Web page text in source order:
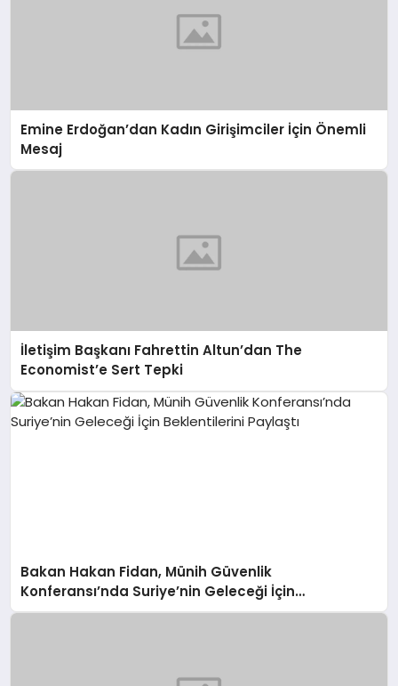
Emine Erdoğan’dan Kadın Girişimciler İçin Önemli
Mesaj
İletişim Başkanı Fahrettin Altun’dan The
Economist’e Sert Tepki
Bakan Hakan Fidan, Münih Güvenlik
Konferansı’nda Suriye’nin Geleceği İçin
Beklentilerini Paylaştı